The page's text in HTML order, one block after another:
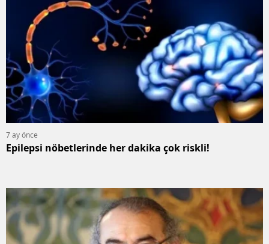
7 ay önce
Epilepsi nöbetlerinde her dakika çok riskli!